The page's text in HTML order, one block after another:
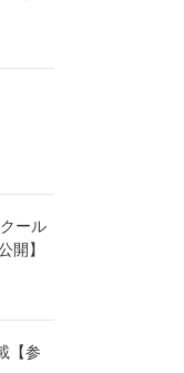
ール
開】
【参